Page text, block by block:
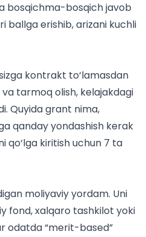
bosqichma-bosqich javob
ballga erishib, arizani kuchli
kontrakt to‘lamasdan
va tarmoq olish, kelajakdagi
Quyida grant nima,
qanday yondashish kerak
qo‘lga kiritish uchun 7 ta
moliyaviy yordam. Uni
fond, xalqaro tashkilot yoki
odatda “merit-based”